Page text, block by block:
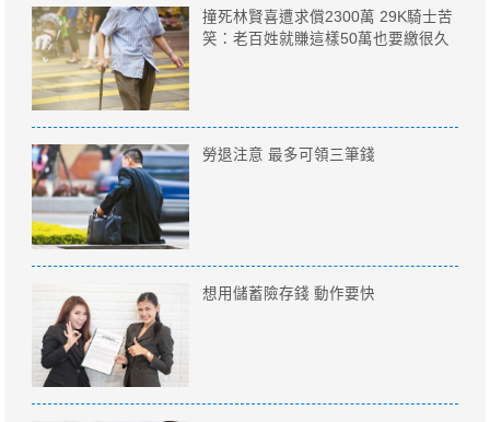
撞死林賢喜遭求償2300萬 29K騎士苦
笑：老百姓就賺這樣50萬也要繳很久
勞退注意 最多可領三筆錢
想用儲蓄險存錢 動作要快